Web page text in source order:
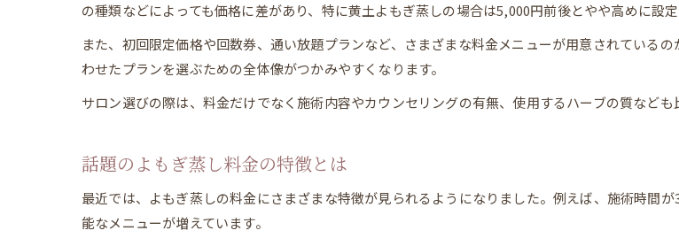
安心して続けるための料金体系解説
よもぎ蒸し料金体系の種類と特徴
安心感を得られる料金設定の理由
効果を引き出す料金設定早見表
の種類などによっても価格に差があり、特に黄土よもぎ蒸しの場合は5,000円前後とやや高めに設
また、初回限定価格や回数券、通い放題プランなど、さまざまな料金メニューが用意されている
わせたプランを選ぶための全体像がつかみやすくなります。
サロン選びの際は、料金だけでなく施術内容やカウンセリングの有無、使用するハーブの質なども
話題のよもぎ蒸し料金の特徴とは
最近では、よもぎ蒸しの料金にさまざまな特徴が見られるようになりました。例えば、施術時間
能なメニューが増えています。